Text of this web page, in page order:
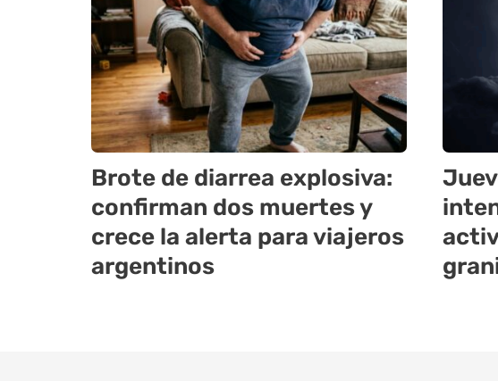
Brote de diarrea explosiva:
confirman dos muertes y
crece la alerta para viajeros
argentinos